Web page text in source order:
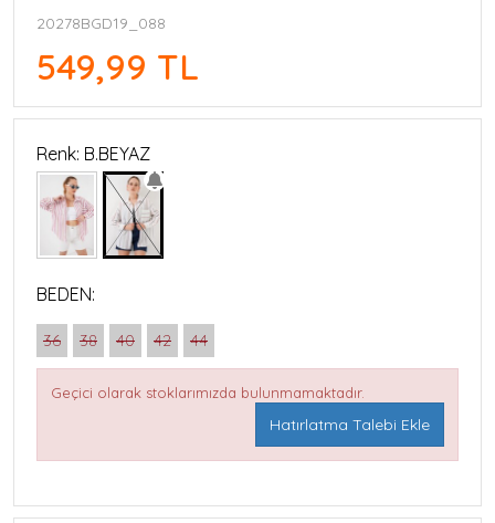
20278BGD19_088
549,99 TL
Renk: B.BEYAZ
BEDEN:
36 38 40 42 44
Geçici olarak stoklarımızda bulunmamaktadır.
Hatırlatma Talebi Ekle